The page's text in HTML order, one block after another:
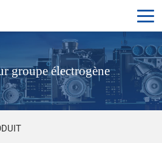
groupe électrogène